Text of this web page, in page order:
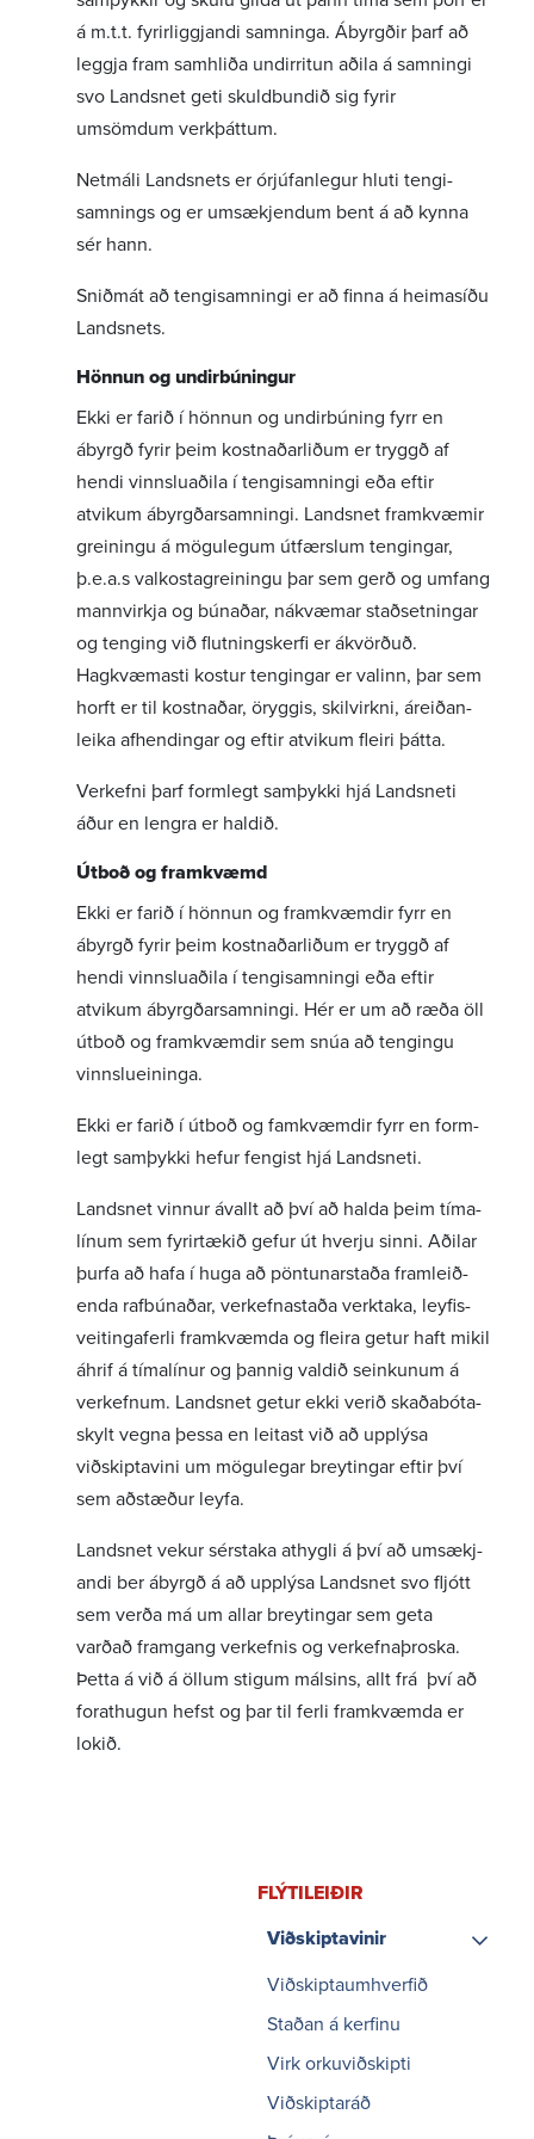
á m.t.t. fyrir­liggj­andi samn­inga. Ábyrgðir þarf að
leggja fram samhliða undir­ritun aðila á samn­ingi
svo Landsnet geti skuld­bundið sig fyrir
umsömdum verk­þáttum.
Netmáli Landsnets er órjúf­an­legur hluti tengi­
samn­ings og er umsækj­endum bent á að kynna
sér hann.
Sniðmát að tengi­samn­ingi er að finna á heima­síðu
Landsnets.
Hönnun og undir­bún­ingur
Ekki er farið í hönnun og undir­búning fyrr en
ábyrgð fyrir þeim kostn­að­ar­liðum er tryggð af
hendi vinnslu­aðila í tengi­samn­ingi eða eftir
atvikum ábyrgð­ar­samn­ingi. Landsnet fram­kvæmir
grein­ingu á mögu­legum útfærslum teng­ingar,
þ.e.a.s valkosta­grein­ingu þar sem gerð og umfang
mann­virkja og búnaðar, nákvæmar stað­setn­ingar
og tenging við flutn­ings­kerfi er ákvörðuð.
Hagkvæm­asti kostur teng­ingar er valinn, þar sem
horft er til kostn­aðar, öryggis, skil­virkni, áreið­an­
leika afhend­ingar og eftir atvikum fleiri þátta.
Verk­efni þarf form­legt samþykki hjá Landsneti
áður en lengra er haldið.
Útboð og fram­kvæmd
Ekki er farið í hönnun og fram­kvæmdir fyrr en
ábyrgð fyrir þeim kostn­að­ar­liðum er tryggð af
hendi vinnslu­aðila í tengi­samn­ingi eða eftir
atvikum ábyrgð­ar­samn­ingi. Hér er um að ræða öll
útboð og fram­kvæmdir sem snúa að teng­ingu
vinnslu­ein­inga.
Ekki er farið í útboð og famkvæmdir fyrr en form­
legt samþykki hefur fengist hjá Landsneti.
Landsnet vinnur ávallt að því að halda þeim tíma­
línum sem fyrir­tækið gefur út hverju sinni. Aðilar
þurfa að hafa í huga að pönt­un­ar­staða fram­leið­
enda rafbún­aðar, verk­efnastaða verk­taka, leyf­is­
veit­inga­ferli fram­kvæmda og fleira getur haft mikil
áhrif á tíma­línur og þannig valdið seink­unum á
verk­efnum. Landsnet getur ekki verið skaða­bóta­
skylt vegna þessa en leitast við að upplýsa
viðskipta­vini um mögu­legar breyt­ingar eftir því
sem aðstæður leyfa.
Landsnet vekur sérstaka athygli á því að umsækj­
andi ber ábyrgð á að upplýsa Landsnet svo fljótt
sem verða má um allar breyt­ingar sem geta
varðað fram­gang verk­efnis og verk­efna­þroska.
Þetta á við á öllum stigum máls­ins, allt frá því að
forat­hugun hefst og þar til ferli fram­kvæmda er
lokið.
FLÝTI­LEIÐIR
Viðskiptavinir
Leiðbeiningar um
tengingu vinnsluaðila
við flutningskerfið
Reiknivél
kerfisframlag
stórnotenda
Reiknivél
Viðskiptaumhverfið
Staðan á kerfinu
Virk orkuviðskipti
Viðskiptaráð